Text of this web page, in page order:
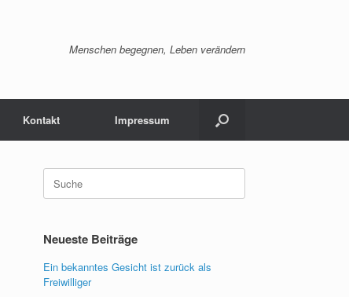
Menschen begegnen, Leben verändern
Kontakt Impressum
Suche
nach:
Neueste Beiträge
Ein bekanntes Gesicht ist zurück als
Freiwilliger